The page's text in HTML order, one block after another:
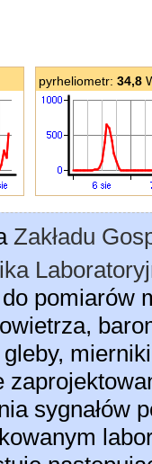
pyrheliometr: 34,8
Zakładu
pomiarów
sygnałów